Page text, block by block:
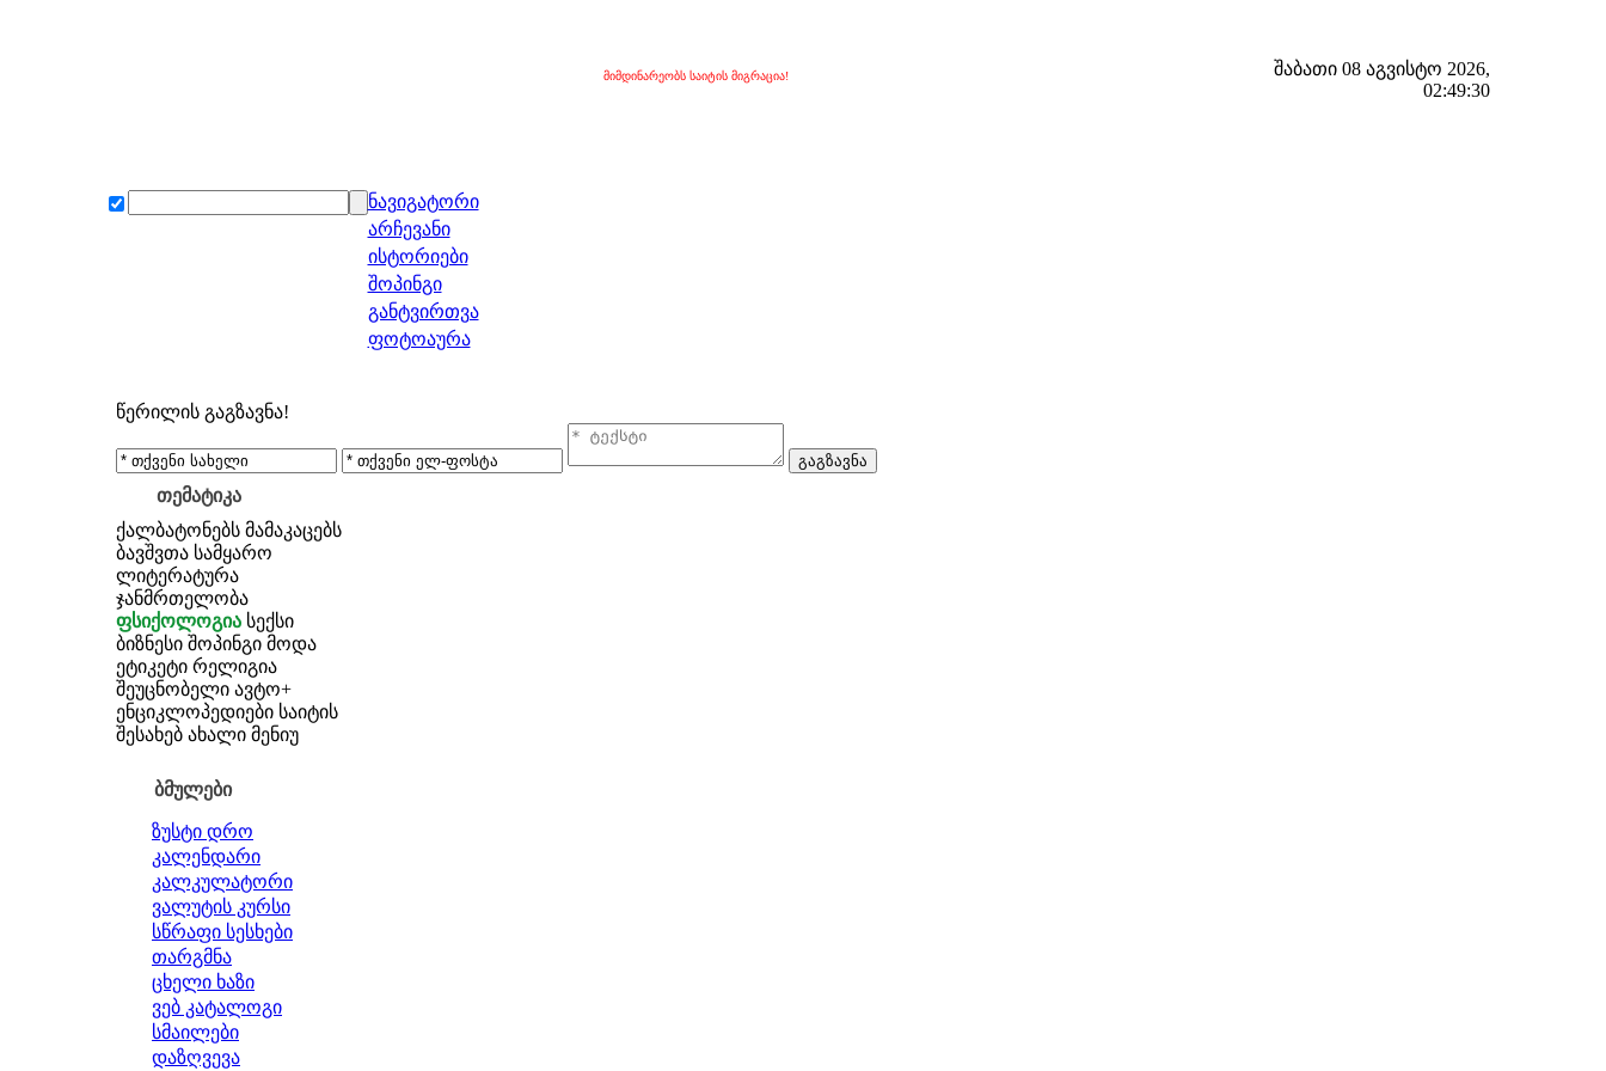
მიმდინარეობს საიტის მიგრაცია!
შაბათი 08 აგვისტო 2026,
02:49:31
ნავიგატორი
არჩევანი
ისტორიები
შოპინგი
განტვირთვა
ფოტოაურა
წერილის გაგზავნა!
თემატიკა
ქალბატონებს მამაკაცებს
ბავშვთა სამყარო
ლიტერატურა
ჯანმრთელობა
ფსიქოლოგია სექსი
ბიზნესი შოპინგი მოდა
ეტიკეტი რელიგია
შეუცნობელი ავტო+
ენციკლოპედიები საიტის
შესახებ ახალი მენიუ
ბმულები
ზუსტი დრო
კალენდარი
კალკულატორი
ვალუტის კურსი
სწრაფი სესხები
თარგმნა
ცხელი ხაზი
ვებ კატალოგი
სმაილები
დაზღვევა